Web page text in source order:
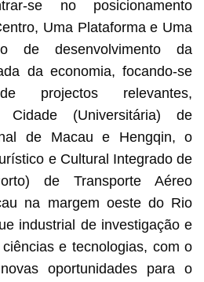
se no posicionamento
Uma Plataforma e Uma
de desenvolvimento da
da economia, focando-se
projectos relevantes,
Cidade (Universitária) de
de Macau e Hengqin, o
e Cultural Integrado de
de Transporte Aéreo
na margem oeste do Rio
industrial de investigação e
e tecnologias, com o
oportunidades para o